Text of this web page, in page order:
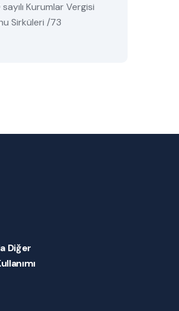
Kurumlar Vergisi
Sirküleri /73
Diğer